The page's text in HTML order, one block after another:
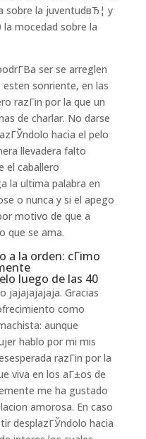
sobre la juventudвЂ¦ y
mocedad sobre la
ser se arreglen
sonriente, en las
razГіn por la que un
de charlar. No darse
hacia el pelo
llevadera falto
el caballero
la ultima palabra en
o nunca y si el apego
motivo de que a
que se ama.
a la orden: cГіmo
luego de las 40
jajajajajaja. Gracias
como
aunque
hablo por mi mis
razГіn por la
viva en los aГ±os de
me ha gustado
amorosa. En caso
desplazГЎndolo hacia